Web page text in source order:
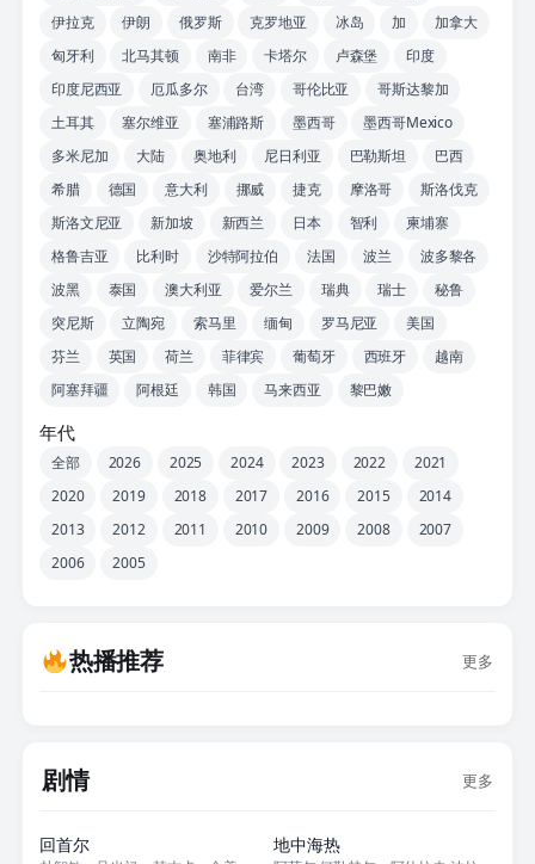
伊拉克
伊朗 俄罗斯 克罗地亚 冰岛 加
加拿大
匈牙利
北马其顿 南非 卡塔尔 卢森堡
印度
印度尼西亚
厄瓜多尔 台湾 哥伦比亚
哥斯达黎加
土耳其
塞尔维亚 塞浦路斯 墨西哥
墨西哥Mexico
多米尼加
大陆 奥地利 尼日利亚 巴勒斯坦
巴西
希腊
德国 意大利 挪威 捷克 摩洛哥
斯洛伐克
斯洛文尼亚
新加坡 新西兰 日本 智利
柬埔寨
格鲁吉亚
比利时 沙特阿拉伯 法国 波兰
波多黎各
波黑
泰国 澳大利亚 爱尔兰 瑞典 瑞士
秘鲁
突尼斯
立陶宛 索马里 缅甸 罗马尼亚
美国
芬兰
英国 荷兰 菲律宾 葡萄牙 西班牙
越南
阿塞拜疆
阿根廷 韩国 马来西亚 黎巴嫩
年代
全部 2026 2025 2024 2023 2022
2021
2020
2019 2018 2017 2016 2015
2014
2013
2012 2011 2010 2009 2008
2007
2006
2005
热播推荐 更多
剧情 更多
回首尔 地中海热